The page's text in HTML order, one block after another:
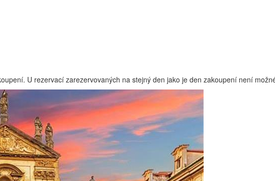
U rezervací zarezervovaných na stejný den jako je den zakoupení není